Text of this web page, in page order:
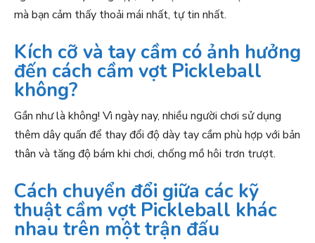
mà bạn cảm thấy thoải mái nhất, tự tin nhất.
Kích cỡ và tay cầm có ảnh hưởng
đến cách cầm vợt Pickleball
không?
Gần như là không! Vì ngày nay, nhiều người chơi sử dụng
thêm dây quấn để thay đổi độ dày tay cầm phù hợp với bản
thân và tăng độ bám khi chơi, chống mồ hôi trơn trượt.
Cách chuyển đổi giữa các kỹ
thuật cầm vợt Pickleball khác
nhau trên một trận đấu